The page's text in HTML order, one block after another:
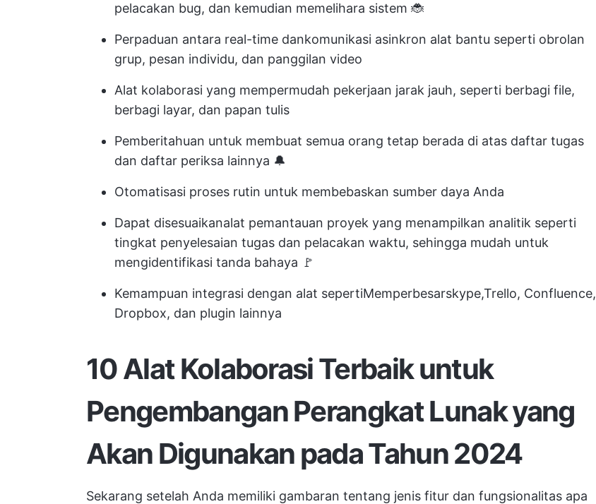
pelacakan bug, dan kemudian memelihara sistem 🐞
Perpaduan antara real-time dankomunikasi asinkron alat bantu seperti obrolan
grup, pesan individu, dan panggilan video
Alat kolaborasi yang mempermudah pekerjaan jarak jauh, seperti berbagi file,
berbagi layar, dan papan tulis
Pemberitahuan untuk membuat semua orang tetap berada di atas daftar tugas
dan daftar periksa lainnya 🔔
Otomatisasi proses rutin untuk membebaskan sumber daya Anda
Dapat disesuaikanalat pemantauan proyek yang menampilkan analitik seperti
tingkat penyelesaian tugas dan pelacakan waktu, sehingga mudah untuk
mengidentifikasi tanda bahaya 🚩
Kemampuan integrasi dengan alat sepertiMemperbesarskype,Trello, Confluence,
Dropbox, dan plugin lainnya
10 Alat Kolaborasi Terbaik untuk
Pengembangan Perangkat Lunak yang
Akan Digunakan pada Tahun 2024
Sekarang setelah Anda memiliki gambaran tentang jenis fitur dan fungsionalitas apa